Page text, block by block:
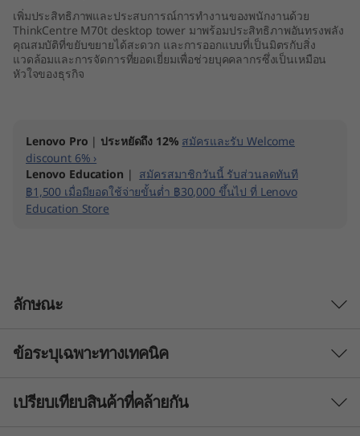
เพิ่มประสิทธิภาพและประสบการณ์การทำงานของพนักงานด้วย
ThinkCentre M70t desktop tower มาพร้อมประสิทธิภาพอันทรงพลัง
คุณสมบัติที่ขยับขยายได้สะดวก และการออกแบบที่เป็นมิตรกับสิ่ง
แวดล้อมและการจัดการที่ยอดเยี่ยมเพื่อช่วยบุคคลากรซึ่งเป็นเหมือน
หัวใจของธุรกิจ
Lenovo Pro | ประหยัดถึง 12% สมัครและรับ Welcome
discount 6% ›
Lenovo Education | สมัครสมาชิกวันนี้ รับส่วนลดทันที
฿1,500 เมื่อมียอดใช้จ่ายขั้นต่ำ ฿30,000 ขึ้นไป ที่ Lenovo
Education Store
ลักษณะ
ข้อระบุเฉพาะทางเทคนิค
เปรียบเทียบสินค้าที่คล้ายกัน